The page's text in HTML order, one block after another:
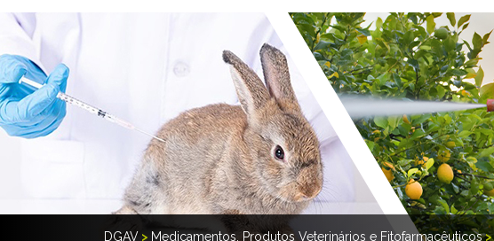
DGAV > Medicamentos, Produtos Veterinários e Fitofarmacêuticos>